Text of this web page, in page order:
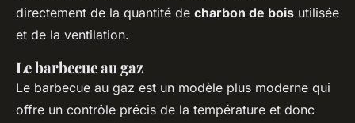
directement de la quantité de charbon de bois utilisée
et de la ventilation.
Le barbecue au gaz
Le barbecue au gaz est un modèle plus moderne qui
offre un contrôle précis de la température et donc